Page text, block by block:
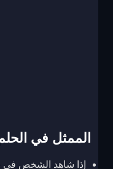
الممثل في
إذا شاهد الشخص في